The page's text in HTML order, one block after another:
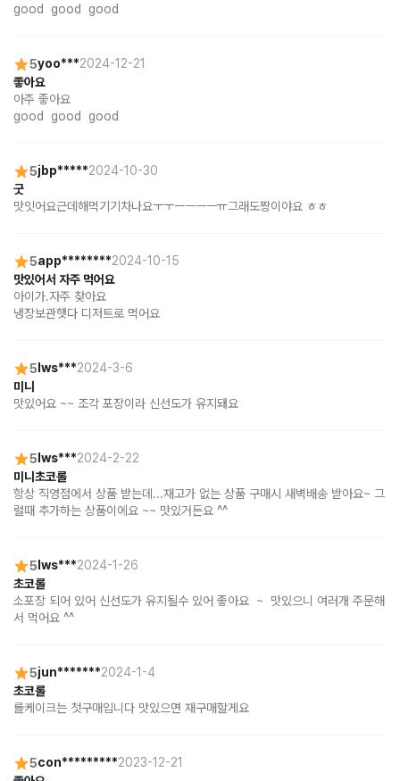
good  good  good
5yoo***2024-12-21
좋아요
아주 좋아요
good  good  good
5jbp*****2024-10-30
굿
맛잇어요근데해먹기기차나요ㅜㅜㅡㅡㅡㅡㅠ그래도짱이야요 ㅎㅎ
5app********2024-10-15
맛있어서 자주 먹어요
아이가.자주 찾아요
냉장보관햇다 디저트로 먹어요
5 lws***2024-3-6
미니
맛있어요 ~~ 조각 포장이라 신선도가 유지돼요
5 lws***2024-2-22
미니초코롤
항상 직영점에서 상품 받는데...재고가 없는 상품 구매시 새벽배송 받아요~ 그
럴때 추가하는 상품이에요 ~~ 맛있거든요 ^^
5 lws***2024-1-26
초코롤
소포장 되어 있어 신선도가 유지될수 있어 좋아요  ~  맛있으니 여러개 주문해
서 먹어요 ^^
5jun*******2024-1-4
초코롤
롤케이크는 첫구매입니다 맛있으면 재구매할게요
5con*********2023-12-21